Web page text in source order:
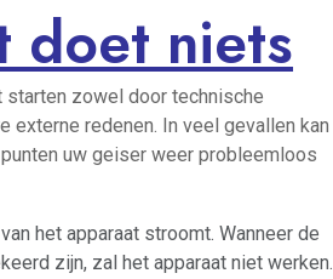
doet niets
starten zowel door technische
externe redenen. In veel gevallen kan
uw geiser weer probleemloos
het apparaat stroomt. Wanneer de
zijn, zal het apparaat niet werken.